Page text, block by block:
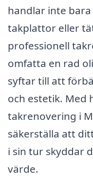
handlar inte
takplattor eller
professionell
omfatta en rad
syftar till att
och estetik. Med
takrenovering i
säkerställa att
i sin tur skyddar
värde.